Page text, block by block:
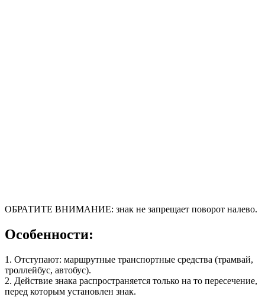
ОБРАТИТЕ ВНИМАНИЕ: знак не запрещает поворот налево.
Особенности:
1. Отступают: маршрутные транспортные средства (трамвай,
троллейбус, автобус).
2. Действие знака распространяется только на то пересечение,
перед которым установлен знак.